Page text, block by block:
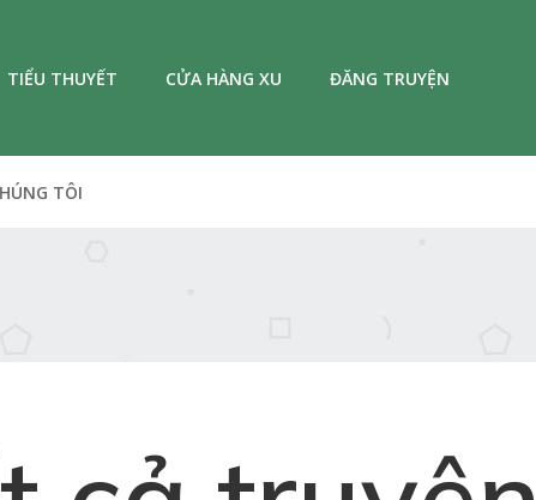
TIỂU THUYẾT CỬA HÀNG XU ĐĂNG TRUYỆN
TÔI